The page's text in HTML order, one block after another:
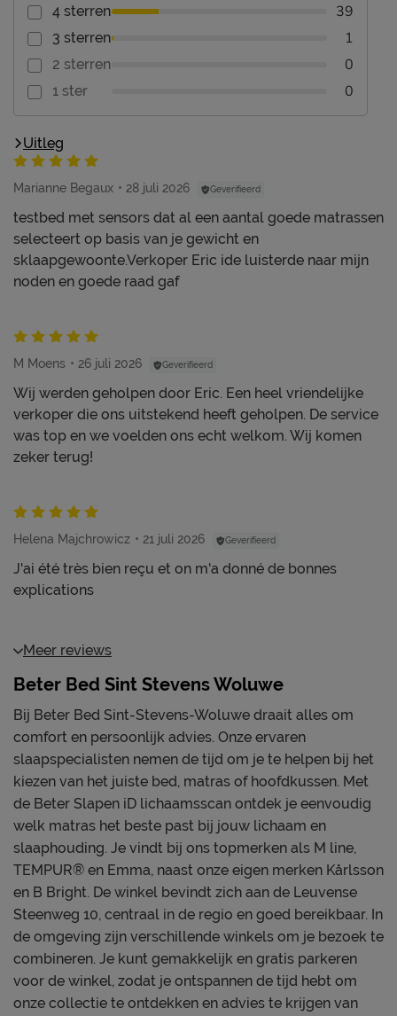
4 sterren 39
3 sterren 1
2 sterren 0
1 ster 0
Uitleg
Marianne Begaux 28 juli 2026 Geverifieerd
testbed met sensors dat al een aantal goede matrassen
selecteert op basis van je gewicht en
sklaapgewoonte.Verkoper Eric ide luisterde naar mijn
noden en goede raad gaf
M Moens 26 juli 2026 Geverifieerd
Wij werden geholpen door Eric. Een heel vriendelijke
verkoper die ons uitstekend heeft geholpen. De service
was top en we voelden ons echt welkom. Wij komen
zeker terug!
Helena Majchrowicz 21 juli 2026 Geverifieerd
J'ai été très bien reçu et on m'a donné de bonnes
explications
Meer reviews
Beter Bed Sint Stevens Woluwe
Bij Beter Bed Sint-Stevens-Woluwe draait alles om
comfort en persoonlijk advies. Onze ervaren
slaapspecialisten nemen de tijd om je te helpen bij het
kiezen van het juiste bed, matras of hoofdkussen. Met
de Beter Slapen iD lichaamsscan ontdek je eenvoudig
welk matras het beste past bij jouw lichaam en
slaaphouding. Je vindt bij ons topmerken als M line,
TEMPUR® en Emma, naast onze eigen merken Kårlsson
en B Bright. De winkel bevindt zich aan de Leuvense
Steenweg 10, centraal in de regio en goed bereikbaar. In
de omgeving zijn verschillende winkels om je bezoek te
combineren. Je kunt gemakkelijk en gratis parkeren
voor de winkel, zodat je ontspannen de tijd hebt om
onze collectie te ontdekken en advies te krijgen van